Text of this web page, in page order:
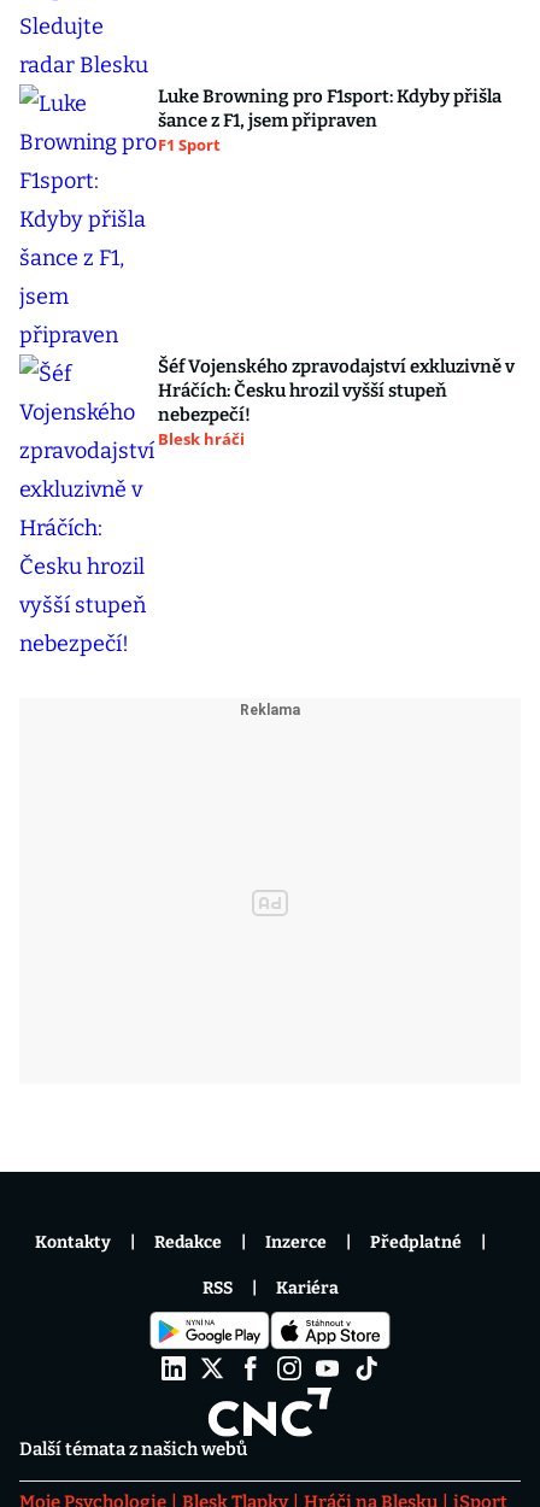
Luke Browning pro F1sport: Kdyby přišla
šance z F1, jsem připraven
F1 Sport
Šéf Vojenského zpravodajství exkluzivně v
Hráčích: Česku hrozil vyšší stupeň
nebezpečí!
Blesk hráči
Další témata z našich webů
Moje Psychologie Blesk Tlapky Hráči na Blesku
iSport
Kontakty Redakce Inzerce Předplatné
RSS Kariéra